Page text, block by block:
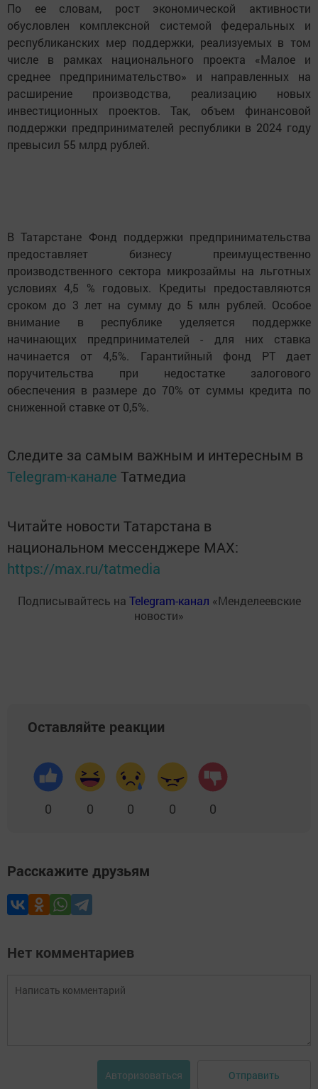
По ее словам, рост экономической активности
обусловлен комплексной системой федеральных и
республиканских мер поддержки, реализуемых в том
числе в рамках национального проекта «Малое и
среднее предпринимательство» и направленных на
расширение производства, реализацию новых
инвестиционных проектов. Так, объем финансовой
поддержки предпринимателей республики в 2024 году
превысил 55 млрд рублей.
В Татарстане Фонд поддержки предпринимательства
предоставляет бизнесу преимущественно
производственного сектора микрозаймы на льготных
условиях 4,5 % годовых. Кредиты предоставляются
сроком до 3 лет на сумму до 5 млн рублей. Особое
внимание в республике уделяется поддержке
начинающих предпринимателей - для них ставка
начинается от 4,5%. Гарантийный фонд РТ дает
поручительства при недостатке залогового
обеспечения в размере до 70% от суммы кредита по
сниженной ставке от 0,5%.
Следите за самым важным и интересным в
Telegram-канале Татмедиа
Читайте новости Татарстана в
национальном мессенджере MАХ:
https://max.ru/tatmedia
Подписывайтесь на Telegram-канал «Менделеевские
новости»
Оставляйте реакции
0 0 0 0 0
Расскажите друзьям
Нет комментариев
Авторизоваться Отправить